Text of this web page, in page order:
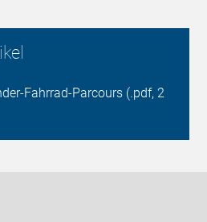
Fahrrad-Parcours (.pdf, 2